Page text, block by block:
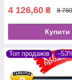
4 126,60 ₴ 8
Купити
Топ продажів